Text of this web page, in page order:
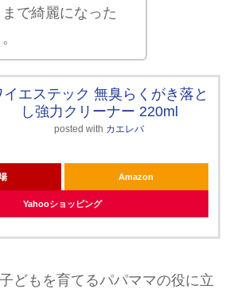
まで綺麗になった
イエステック 無臭らくがき落と
し強力クリーナー 220ml
posted with カエレバ
Amazon
Yahooショッピング
どもを育てるパパママの役に立